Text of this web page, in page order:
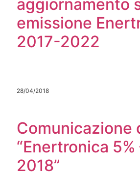
aggiornamento
emissione
2017-2022
28/04/2018
Comunicazione
“Enertronica
2018”